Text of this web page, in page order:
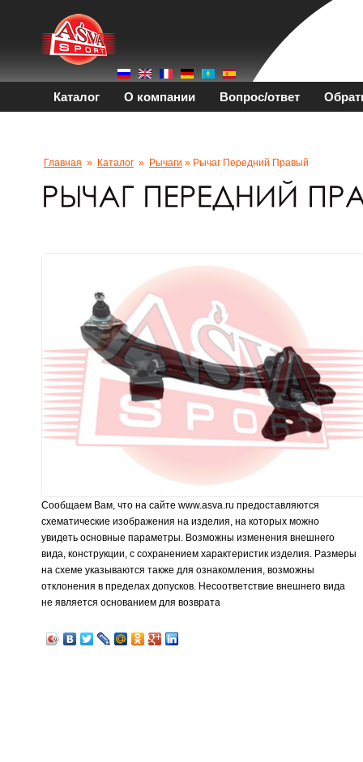
Каталог О компании Вопрос/ответ
Главная » Каталог » Рычаги » Рычаг Передний Правый
Сообщаем Вам, что на сайте www.asva.ru предоставляются
схематические изображения на изделия, на которых можно
увидеть основные параметры. Возможны изменения внешнего
вида, конструкции, с сохранением характеристик изделия. Размеры
на схеме указываются также для ознакомления, возможны
отклонения в пределах допусков. Несоответствие внешнего вида
не является основанием для возврата